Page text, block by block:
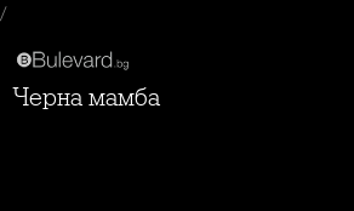
/
Черна мамба